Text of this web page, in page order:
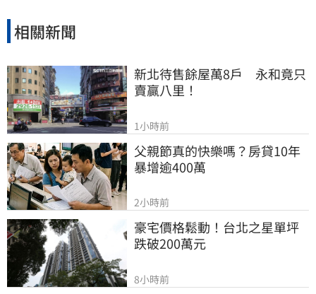
相關新聞
新北待售餘屋萬8戶　永和竟只
賣贏八里！
1小時前
父親節真的快樂嗎？房貸10年
暴增逾400萬
2小時前
豪宅價格鬆動！台北之星單坪
跌破200萬元
8小時前